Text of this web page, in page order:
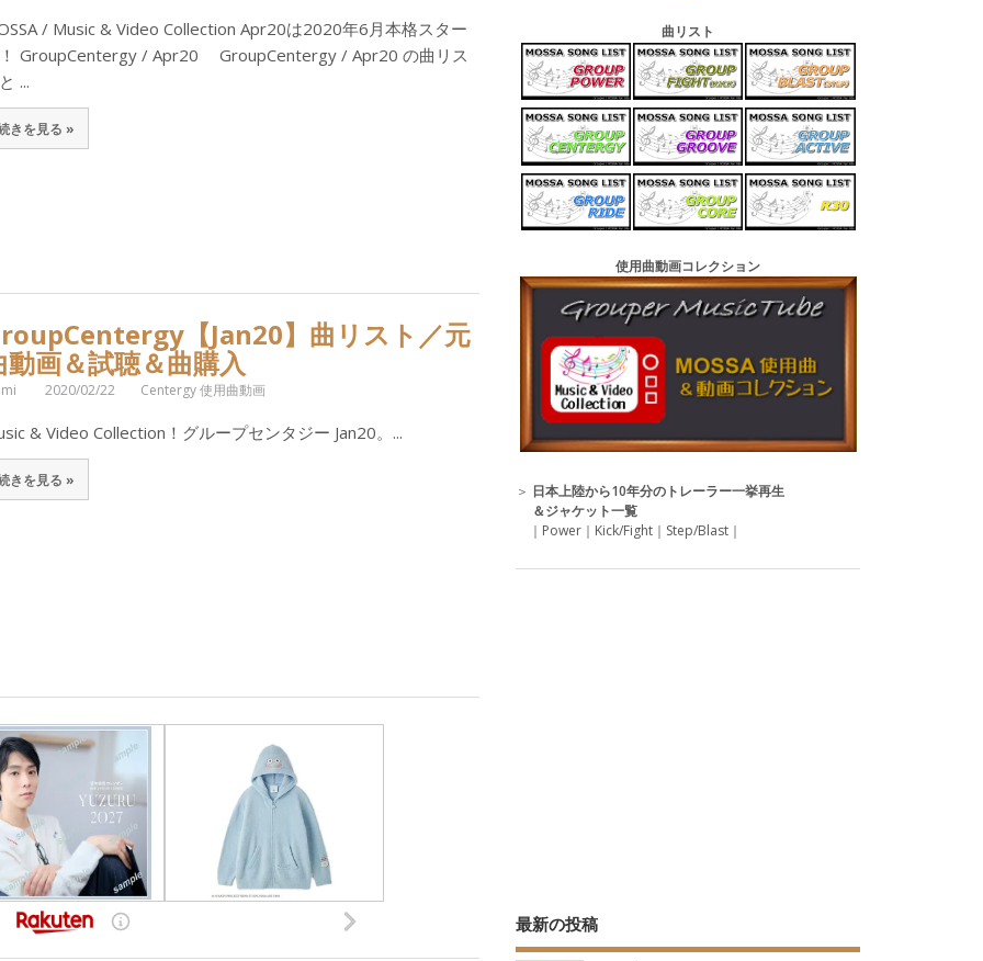
/ Music & Video Collection Apr20は2020年6月本格スター
GroupCentergy / Apr20 GroupCentergy / Apr20 の曲リス
...
きを見る »
【Jan20】曲リスト／元
動画＆試聴＆曲購入
2020/02/22 Centergy 使用曲動画
& Video Collection！グループセンタジー Jan20。...
きを見る »
曲リスト
使用曲動画コレクション
＞ 日本上陸から10年分のトレーラー一挙再生
＆ジャケット一覧
｜ Power ｜ Kick/Fight ｜ Step/Blast ｜
最新の投稿